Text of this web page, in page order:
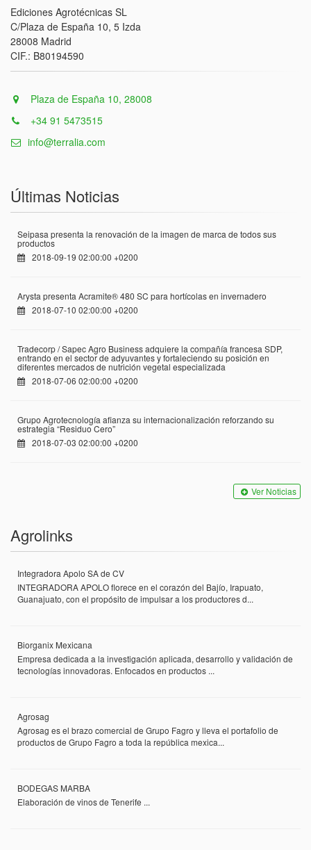
Ediciones Agrotécnicas SL
C/Plaza de España 10, 5 Izda
28008 Madrid
CIF.: B80194590
Plaza de España 10, 28008
+34 91 5473515
info@terralia.com
Últimas Noticias
Seipasa presenta la renovación de la imagen de marca de todos sus
productos
2018-09-19 02:00:00 +0200
Arysta presenta Acramite® 480 SC para hortícolas en invernadero
2018-07-10 02:00:00 +0200
Tradecorp / Sapec Agro Business adquiere la compañía francesa SDP,
entrando en el sector de adyuvantes y fortaleciendo su posición en
diferentes mercados de nutrición vegetal especializada
2018-07-06 02:00:00 +0200
Grupo Agrotecnología afianza su internacionalización reforzando su
estrategia “Residuo Cero”
2018-07-03 02:00:00 +0200
Ver Noticias
Agrolinks
Integradora Apolo SA de CV
INTEGRADORA APOLO florece en el corazón del Bajío, Irapuato,
Guanajuato, con el propósito de impulsar a los productores d...
Biorganix Mexicana
Empresa dedicada a la investigación aplicada, desarrollo y validación de
tecnologías innovadoras. Enfocados en productos ...
Agrosag
Agrosag es el brazo comercial de Grupo Fagro y lleva el portafolio de
productos de Grupo Fagro a toda la república mexica...
BODEGAS MARBA
Elaboración de vinos de Tenerife ...